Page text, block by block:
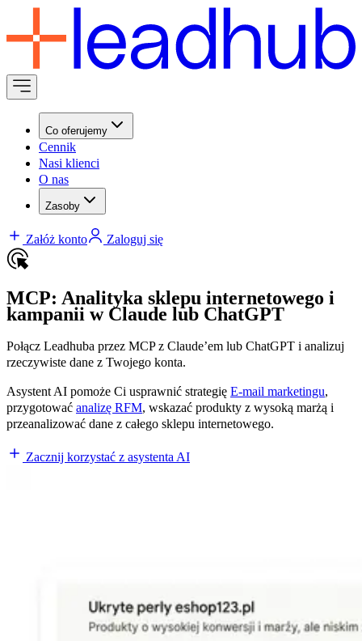
Co oferujemy
Cennik
Nasi klienci
O nas
Zasoby
Załóż konto Zaloguj się
MCP: Analityka sklepu internetowego i
kampanii w Claude lub ChatGPT
Połącz Leadhuba przez MCP z Claude’em lub ChatGPT i analizuj
rzeczywiste dane z Twojego konta.
Asystent AI pomoże Ci usprawnić strategię E-mail marketingu,
przygotować analizę RFM, wskazać produkty z wysoką marżą i
przeanalizować dane z całego sklepu internetowego.
Zacznij korzystać z asystenta AI